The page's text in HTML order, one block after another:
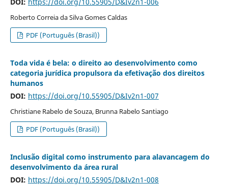
Roberto Correia da Silva Gomes Caldas
PDF (Português (Brasil))
Toda vida é bela: o direito ao desenvolvimento como
categoria jurídica propulsora da efetivação dos direitos
humanos
DOI: https://doi.org/10.55905/D&Iv2n1-007
Christiane Rabelo de Souza, Brunna Rabelo Santiago
PDF (Português (Brasil))
Inclusão digital como instrumento para alavancagem do
desenvolvimento da área rural
DOI: https://doi.org/10.55905/D&Iv2n1-008